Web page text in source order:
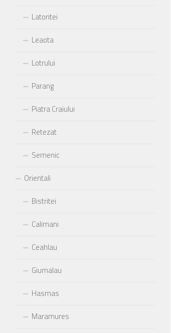
Latoritei
Leaota
Lotrului
Parang
Piatra Craiului
Retezat
Semenic
Orientali
Bistritei
Calimani
Ceahlau
Giumalau
Hasmas
Maramures